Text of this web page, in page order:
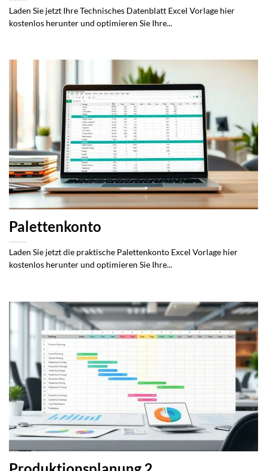
Laden Sie jetzt Ihre Technisches Datenblatt Excel Vorlage hier
kostenlos herunter und optimieren Sie Ihre...
Palettenkonto
Laden Sie jetzt die praktische Palettenkonto Excel Vorlage hier
kostenlos herunter und optimieren Sie Ihre...